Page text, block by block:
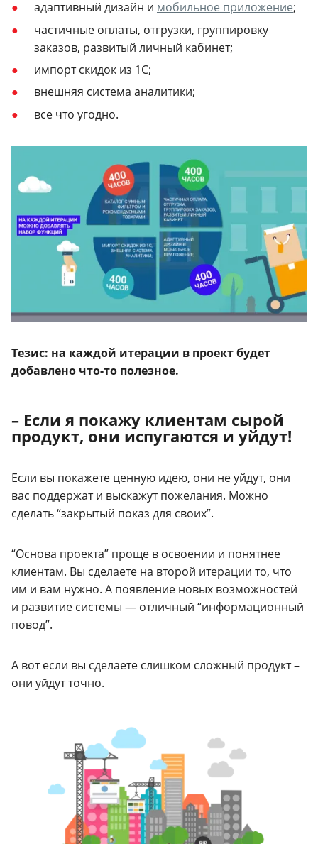
адаптивный дизайн и мобильное приложение;
частичные оплаты, отгрузки, группировку
заказов, развитый личный кабинет;
импорт скидок из 1С;
внешняя система аналитики;
все что угодно.
Тезис: на каждой итерации в проект будет
добавлено что-то полезное.
– Если я покажу клиентам сырой
продукт, они испугаются и уйдут!
Если вы покажете ценную идею, они не уйдут, они
вас поддержат и выскажут пожелания. Можно
сделать “закрытый показ для своих”.
“Основа проекта” проще в освоении и понятнее
клиентам. Вы сделаете на второй итерации то, что
им и вам нужно. А появление новых возможностей
и развитие системы — отличный “информационный
повод”.
А вот если вы сделаете слишком сложный продукт –
они уйдут точно.